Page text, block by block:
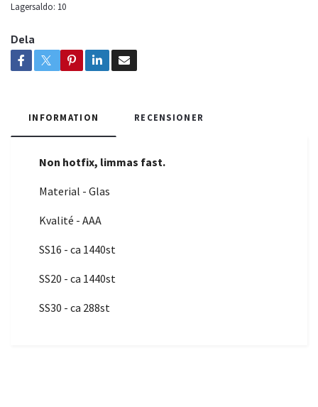
Lagersaldo: 10
Dela
INFORMATION RECENSIONER
Non hotfix, limmas fast.
Material - Glas
Kvalité - AAA
SS16 - ca 1440st
SS20 - ca 1440st
SS30 - ca 288st